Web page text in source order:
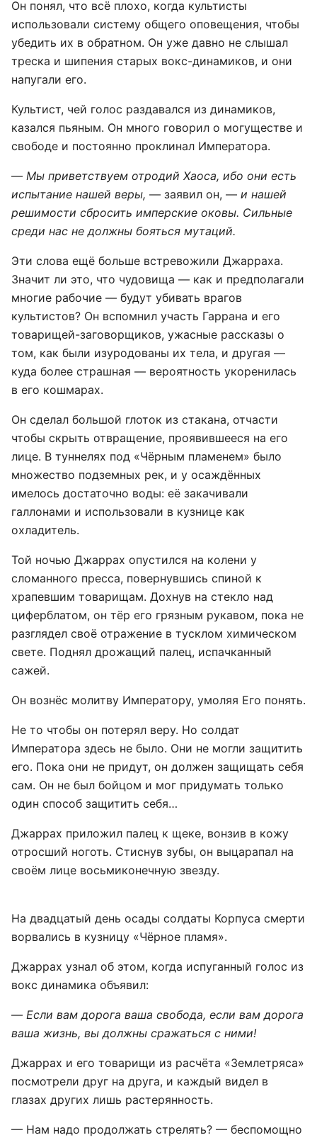
Он понял, что всё плохо, когда культисты
использовали систему общего оповещения, чтобы
убедить их в обратном. Он уже давно не слышал
треска и шипения старых вокс-динамиков, и они
напугали его.
Культист, чей голос раздавался из динамиков,
казался пьяным. Он много говорил о могуществе и
свободе и постоянно проклинал Императора.
— Мы приветствуем отродий Хаоса, ибо они есть
испытание нашей веры, — заявил он, — и нашей
решимости сбросить имперские оковы. Сильные
среди нас не должны бояться мутаций.
Эти слова ещё больше встревожили Джарраха.
Значит ли это, что чудовища — как и предполагали
многие рабочие — будут убивать врагов
культистов? Он вспомнил участь Гаррана и его
товарищей-заговорщиков, ужасные рассказы о
том, как были изуродованы их тела, и другая —
куда более страшная — вероятность укоренилась
в его кошмарах.
Он сделал большой глоток из стакана, отчасти
чтобы скрыть отвращение, проявившееся на его
лице. В туннелях под «Чёрным пламенем» было
множество подземных рек, и у осаждённых
имелось достаточно воды: её закачивали
галлонами и использовали в кузнице как
охладитель.
Той ночью Джаррах опустился на колени у
сломанного пресса, повернувшись спиной к
храпевшим товарищам. Дохнув на стекло над
циферблатом, он тёр его грязным рукавом, пока не
разглядел своё отражение в тусклом химическом
свете. Поднял дрожащий палец, испачканный
сажей.
Он вознёс молитву Императору, умоляя Его понять.
Не то чтобы он потерял веру. Но солдат
Императора здесь не было. Они не могли защитить
его. Пока они не придут, он должен защищать себя
сам. Он не был бойцом и мог придумать только
один способ защитить себя…
Джаррах приложил палец к щеке, вонзив в кожу
отросший ноготь. Стиснув зубы, он выцарапал на
своём лице восьмиконечную звезду.
На двадцатый день осады солдаты Корпуса смерти
ворвались в кузницу «Чёрное пламя».
Джаррах узнал об этом, когда испуганный голос из
вокс динамика объявил:
— Если вам дорога ваша свобода, если вам дорога
ваша жизнь, вы должны сражаться с ними!
Джаррах и его товарищи из расчёта «Землетряса»
посмотрели друг на друга, и каждый видел в
глазах других лишь растерянность.
— Нам надо продолжать стрелять? — беспомощно